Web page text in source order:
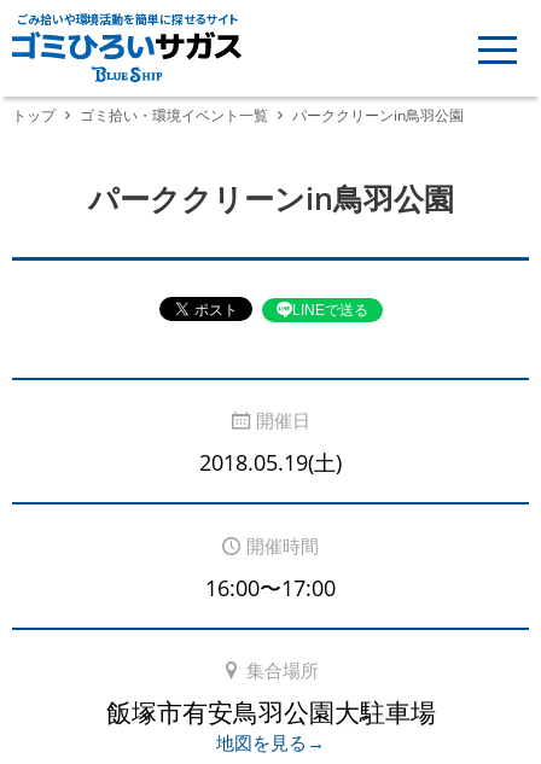
ごみ拾いや環境活動を簡単に探せるサイト
トップ ゴミ拾い・環境イベント一覧 パーククリーンin鳥羽公園
パーククリーンin鳥羽公園
LINEで送る
開催日
2018.05.19(土)
開催時間
16:00〜17:00
集合場所
飯塚市有安鳥羽公園大駐車場
地図を見る→